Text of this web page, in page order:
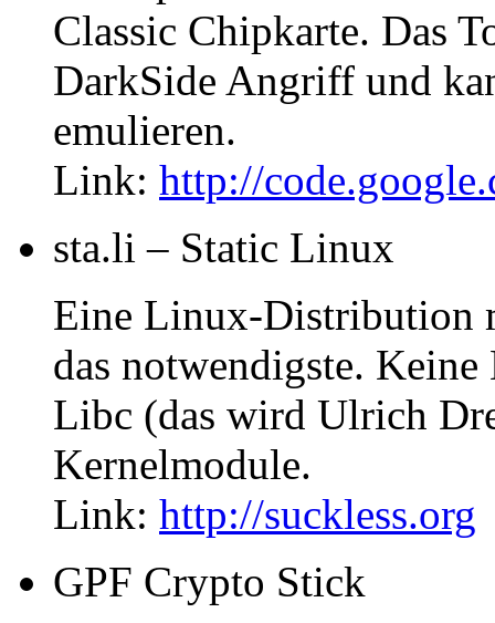
Classic Chipkarte. Das
DarkSide Angriff und
emulieren.
Link: http://
sta.li – Static Linux
Eine Linux-Distribution
das notwendigste.
Libc (das wird Ulrich
Kernelmodule.
Link: http://suckless.org
GPF Crypto Stick